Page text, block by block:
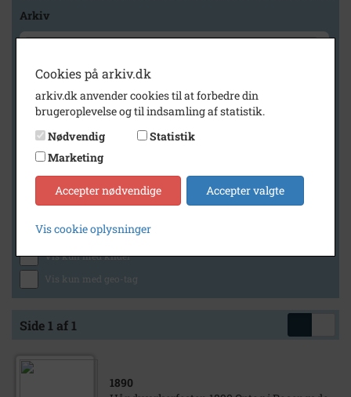
Arkiv
Geografi
Generelt
Vis kun med billeder
Vis kun med lydklip
Vis kun med kilder
Vis kun med geo-tag
Side 1 af 1
1890
Cookies på arkiv.dk
arkiv.dk anvender cookies til at forbedre din
brugeroplevelse og til indsamling af statistik.
Nødvendig
Statistik
Marketing
Accepter nødvendige Accepter valgte
Vis cookie oplysninger